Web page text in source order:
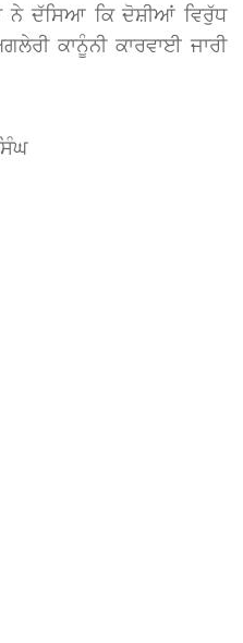
ਨੇ ਦੱਸਿਆ ਕਿ ਦੋਸ਼ੀਆਂ ਵਿਰੁੱਧ
ਕਾਨੂੰਨੀ ਕਾਰਵਾਈ ਜਾਰੀ